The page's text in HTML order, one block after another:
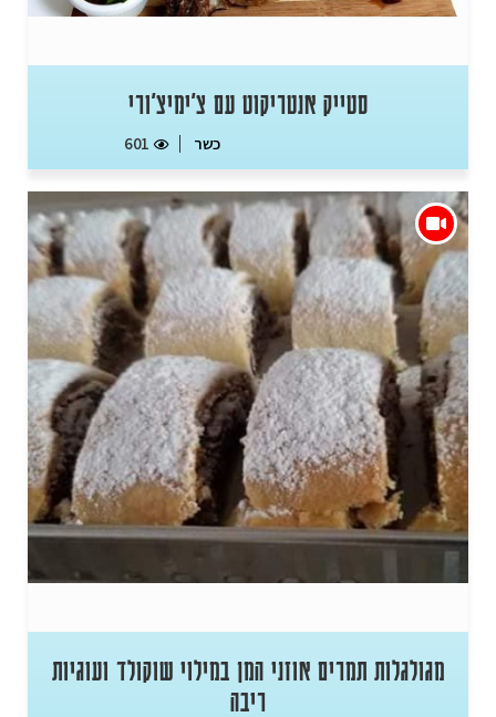
סטייק אנטריקוט עם צ'ימיצ'ורי
כשר 601
מגולגלות תמרים אוזני המן במילוי שוקולד ועוגיות
ריבה